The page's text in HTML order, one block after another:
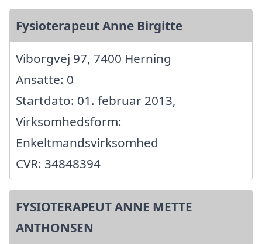
Fysioterapeut Anne Birgitte
Viborgvej 97, 7400 Herning
Ansatte: 0
Startdato: 01. februar 2013,
Virksomhedsform:
Enkeltmandsvirksomhed
CVR: 34848394
FYSIOTERAPEUT ANNE METTE
ANTHONSEN